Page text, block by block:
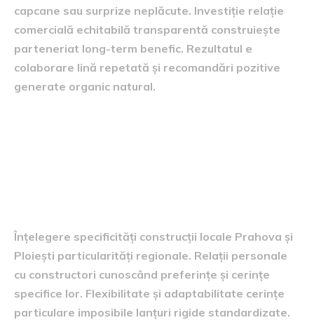
capcane sau surprize neplăcute. Investiție relație
comercială echitabilă transparentă construiește
parteneriat long-term benefic. Rezultatul e
colaborare lină repetată și recomandări pozitive
generate organic natural.
Înțelegere specificități construcții locale Prahova și
Ploiești particularități regionale. Relații personale
cu constructori cunoscând preferințe și cerințe
specifice lor. Flexibilitate și adaptabilitate cerințe
particulare imposibile lanțuri rigide standardizate.